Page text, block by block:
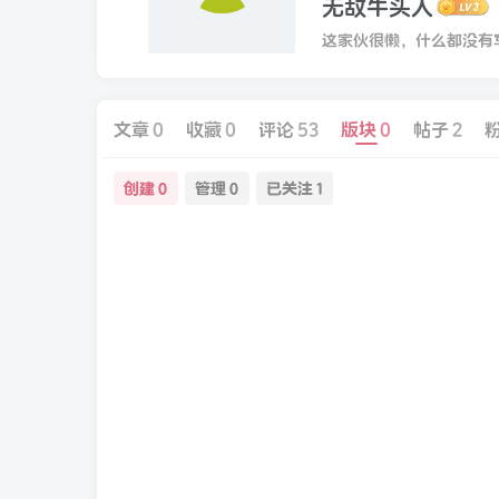
无敌牛头人
这家伙很懒，什么都没
文章0 收藏0 评论 53 版块0 帖子 2
创建 0 管理 0 已关注 1